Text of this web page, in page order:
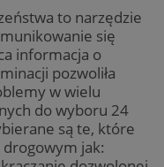
to narzędzie
się
informacja o
pozwoliła
w wielu
do wyboru 24
są te, które
jak: